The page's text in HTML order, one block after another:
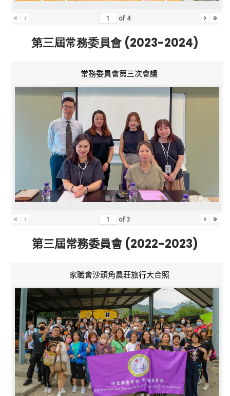
« ‹ of 4 › »
第三屆常務委員會 (2023-2024)
常務委員會第三次會議
« ‹ of3 › »
第三屆常務委員會 (2022-2023)
家職會沙頭角農莊旅行大合照